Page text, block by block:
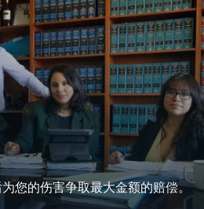
您的伤害争取最大金额的赔偿。